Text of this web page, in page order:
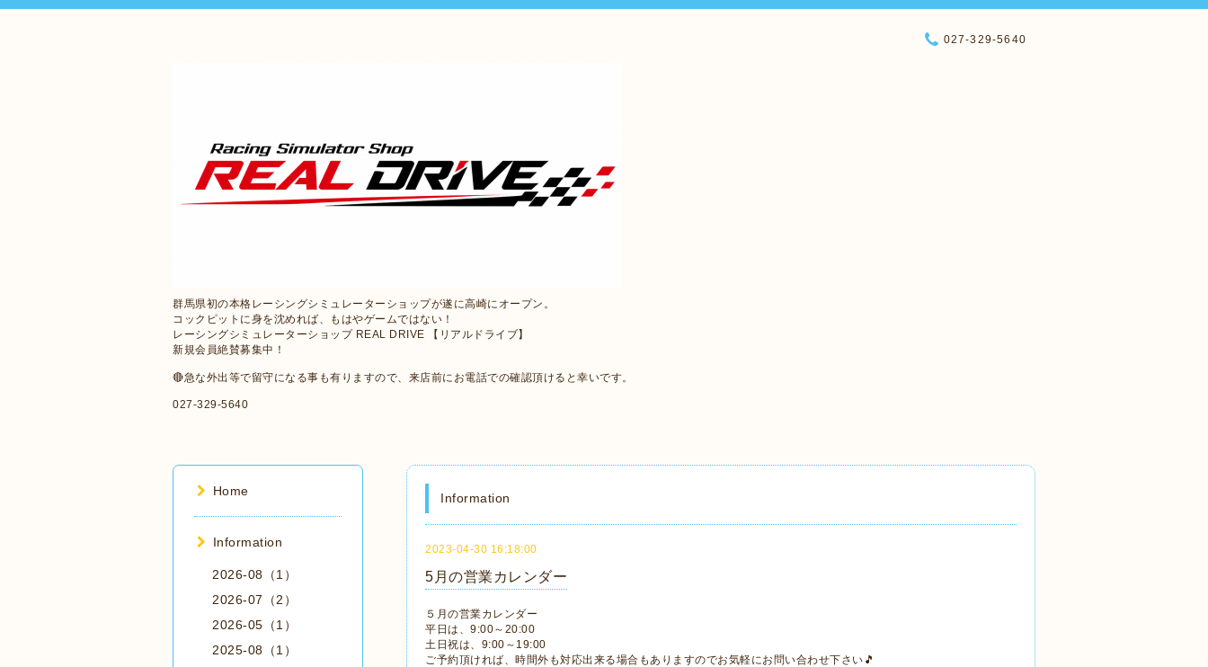
群馬県初の本格レーシングシミュレーターショップが遂に高崎にオープン。
コックピットに身を沈めれば、もはやゲームではない！
レーシングシミュレーターショップ REAL DRIVE 【リアルドライブ】
新規会員絶賛募集中！
🔴急な外出等で留守になる事も有りますので、来店前にお電話での確認頂けると幸いです。
027-329-5640
027-329-5640
Information
2023-04-30 16:18:00
5月の営業カレンダー
５月の営業カレンダー
平日は、9:00～20:00
土日祝は、9:00～19:00
ご予約頂ければ、時間外も対応出来る場合もありますのでお気軽にお問い合わせ下さい🎵
Home
Information
2026-08（1）
2026-07（2）
2026-05（1）
2025-08（1）